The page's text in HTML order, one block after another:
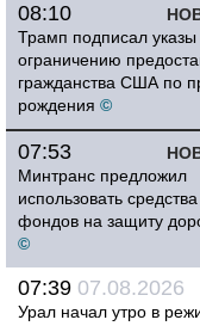
08:10
Трамп подписал указы
ограничению
гражданства США по
рождения ©
07:53
Минтранс предложил
использовать
фондов на защиту
©
07:39 07.08.2026
Урал начал утро в